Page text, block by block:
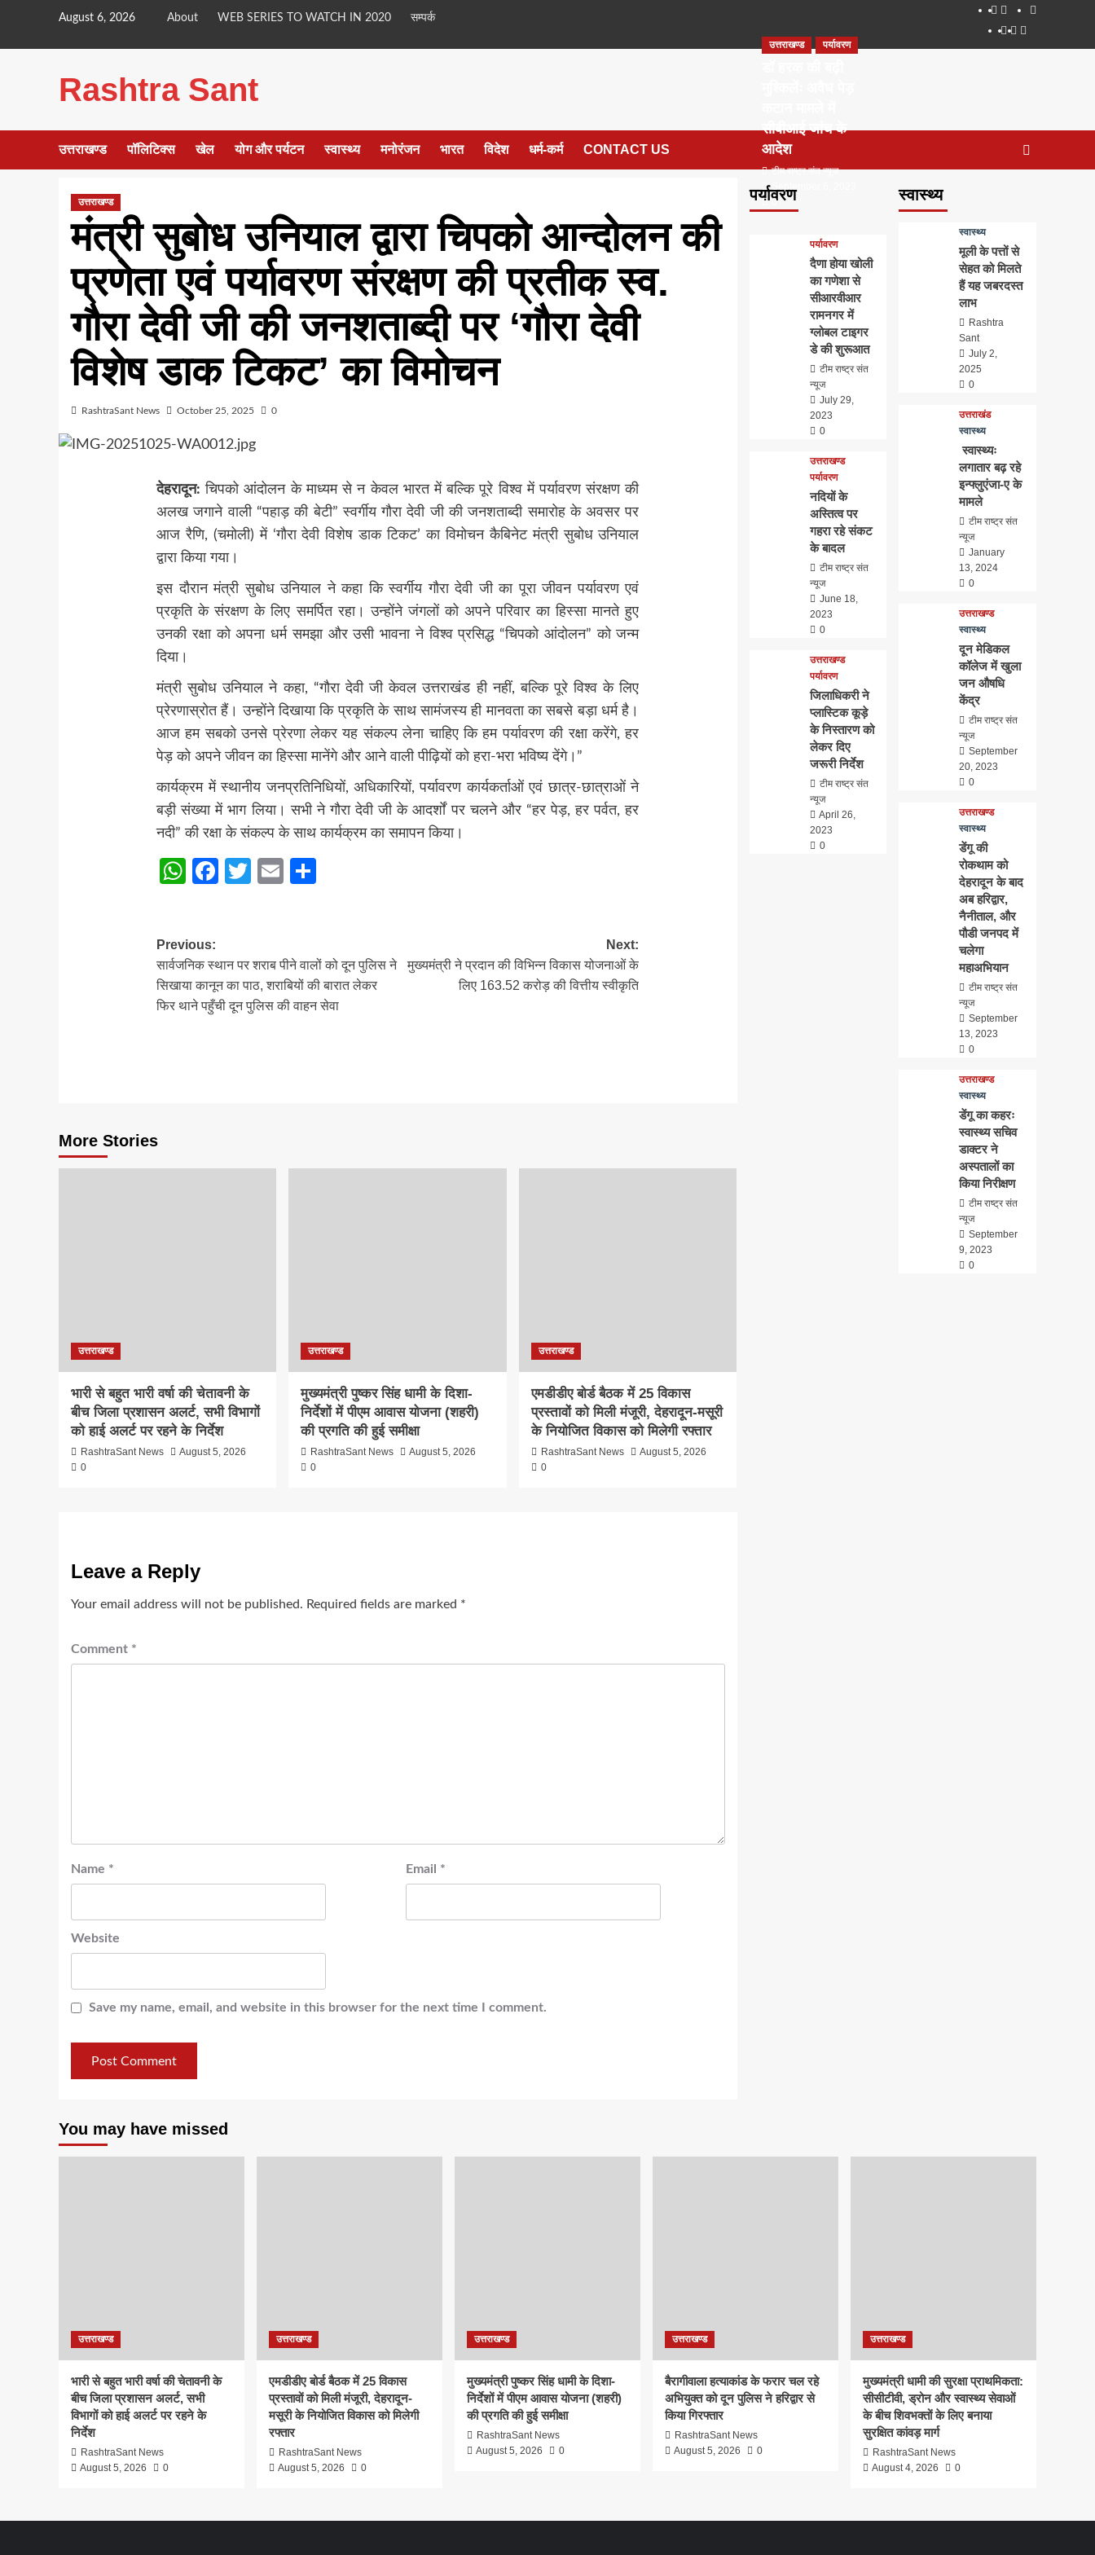
content
August 6, 2026 About WEB SERIES TO WATCH IN 2020 सम्पर्क
About
WEB
SERIES
Dehradun
Smart
Life
in
Places
to
सम्पर्क
Rashtra Sant
उत्तराखण्ड पॉलिटिक्स खेल योग और पर्यटन स्वास्थ्य मनोरंजन भारत विदेश धर्म-कर्म CONTACT US
उत्तराखण्ड
मंत्री सुबोध उनियाल द्वारा चिपको आन्दोलन की
प्रणेता एवं पर्यावरण संरक्षण की प्रतीक स्व.
गौरा देवी जी की जनशताब्दी पर ‘गौरा देवी
विशेष डाक टिकट’ का विमोचन
RashtraSant News October 25, 2025 0
देहरादून: चिपको आंदोलन के माध्यम से न केवल भारत में बल्कि पूरे विश्व में पर्यावरण संरक्षण की
अलख जगाने वाली “पहाड़ की बेटी” स्वर्गीय गौरा देवी जी की जनशताब्दी समारोह के अवसर पर
आज रैणि, (चमोली) में ‘गौरा देवी विशेष डाक टिकट’ का विमोचन कैबिनेट मंत्री सुबोध उनियाल
द्वारा किया गया।
इस दौरान मंत्री सुबोध उनियाल ने कहा कि स्वर्गीय गौरा देवी जी का पूरा जीवन पर्यावरण एवं
प्रकृति के संरक्षण के लिए समर्पित रहा। उन्होंने जंगलों को अपने परिवार का हिस्सा मानते हुए
उनकी रक्षा को अपना धर्म समझा और उसी भावना ने विश्व प्रसिद्ध “चिपको आंदोलन” को जन्म
दिया।
मंत्री सुबोध उनियाल ने कहा, “गौरा देवी जी केवल उत्तराखंड ही नहीं, बल्कि पूरे विश्व के लिए
प्रेरणास्रोत हैं। उन्होंने दिखाया कि प्रकृति के साथ सामंजस्य ही मानवता का सबसे बड़ा धर्म है।
आज हम सबको उनसे प्रेरणा लेकर यह संकल्प लेना चाहिए कि हम पर्यावरण की रक्षा करेंगे, हर
पेड़ को अपने जीवन का हिस्सा मानेंगे और आने वाली पीढ़ियों को हरा-भरा भविष्य देंगे।”
कार्यक्रम में स्थानीय जनप्रतिनिधियों, अधिकारियों, पर्यावरण कार्यकर्ताओं एवं छात्र-छात्राओं ने
बड़ी संख्या में भाग लिया। सभी ने गौरा देवी जी के आदर्शों पर चलने और “हर पेड़, हर पर्वत, हर
नदी” की रक्षा के संकल्प के साथ कार्यक्रम का समापन किया।
WhatsApp
Facebook
Twitter
Email
Post
navigation
Previous:
सार्वजनिक स्थान पर शराब पीने वालों को दून पुलिस ने
सिखाया कानून का पाठ, शराबियों की बारात लेकर
फिर थाने पहुँची दून पुलिस की वाहन सेवा
Next:
मुख्यमंत्री ने प्रदान की विभिन्न विकास योजनाओं के
लिए 163.52 करोड़ की वित्तीय स्वीकृति
More Stories
उत्तराखण्ड
भारी से बहुत भारी वर्षा की चेतावनी के
बीच जिला प्रशासन अलर्ट, सभी विभागों
को हाई अलर्ट पर रहने के निर्देश
RashtraSant News
August 5, 2026
0
उत्तराखण्ड
मुख्यमंत्री पुष्कर सिंह धामी के दिशा-
निर्देशों में पीएम आवास योजना (शहरी)
की प्रगति की हुई समीक्षा
RashtraSant News
August 5, 2026
0
उत्तराखण्ड
एमडीडीए बोर्ड बैठक में 25 विकास
प्रस्तावों को मिली मंजूरी, देहरादून-मसूरी
के नियोजित विकास को मिलेगी रफ्तार
RashtraSant News
August 5, 2026
0
Leave a Reply
Your email address will not be published. Required fields are marked *
Comment *
Name * Email *
Website
Save my name, email, and website in this browser for the next time I comment.
पर्यावरण
उत्तराखण्ड पर्यावरण
सीबीआई जांच के
आदेश
टीम राष्ट्र संत न्यूज
September 6, 2023
0
पर्यावरण
दैणा होया खोली
का गणेशा से
सीआरवीआर
रामनगर में
ग्लोबल टाइगर
डे की शुरूआत
टीम राष्ट्र संत
न्यूज
July 29,
2023
0
उत्तराखण्ड
पर्यावरण
नदियों के
अस्तित्व पर
गहरा रहे संकट
के बादल
टीम राष्ट्र संत
न्यूज
June 18,
2023
0
उत्तराखण्ड
पर्यावरण
जिलाधिकरी ने
प्लास्टिक कूड़े
के निस्तारण को
लेकर दिए
जरूरी निर्देश
टीम राष्ट्र संत
न्यूज
April 26,
2023
0
स्वास्थ्य
स्वास्थ्य
मूली के पत्तों से
सेहत को मिलते
हैं यह जबरदस्त
लाभ
Rashtra
Sant
July 2,
2025
0
उत्तराखंड
स्वास्थ्य
स्वास्थ्यः
लगातार बढ़ रहे
इन्फ्लुएंजा-ए के
मामले
टीम राष्ट्र संत
न्यूज
January
13, 2024
0
उत्तराखण्ड
स्वास्थ्य
दून मेडिकल
कॉलेज में खुला
जन औषधि
केंद्र
टीम राष्ट्र संत
न्यूज
September
20, 2023
0
उत्तराखण्ड
स्वास्थ्य
डेंगू की
रोकथाम को
देहरादून के बाद
अब हरिद्वार,
नैनीताल, और
पौडी जनपद में
चलेगा
महाअभियान
टीम राष्ट्र संत
न्यूज
September
13, 2023
0
उत्तराखण्ड
स्वास्थ्य
डेंगू का कहरः
स्वास्थ्य सचिव
डाक्टर ने
अस्पतालों का
किया निरीक्षण
टीम राष्ट्र संत
न्यूज
September
9, 2023
0
You may have missed
उत्तराखण्ड
भारी से बहुत भारी वर्षा की चेतावनी के
बीच जिला प्रशासन अलर्ट, सभी
विभागों को हाई अलर्ट पर रहने के
निर्देश
RashtraSant News
August 5, 2026
0
उत्तराखण्ड
एमडीडीए बोर्ड बैठक में 25 विकास
प्रस्तावों को मिली मंजूरी, देहरादून-
मसूरी के नियोजित विकास को मिलेगी
रफ्तार
RashtraSant News
August 5, 2026
0
उत्तराखण्ड
मुख्यमंत्री पुष्कर सिंह धामी के दिशा-
निर्देशों में पीएम आवास योजना (शहरी)
की प्रगति की हुई समीक्षा
RashtraSant News
August 5, 2026
0
उत्तराखण्ड
बैरागीवाला हत्याकांड के फरार चल रहे
अभियुक्त को दून पुलिस ने हरिद्वार से
किया गिरफ्तार
RashtraSant News
August 5, 2026
0
उत्तराखण्ड
मुख्यमंत्री धामी की सुरक्षा प्राथमिकता:
सीसीटीवी, ड्रोन और स्वास्थ्य सेवाओं
के बीच शिवभक्तों के लिए बनाया
सुरक्षित कांवड़ मार्ग
RashtraSant News
August 4, 2026
0